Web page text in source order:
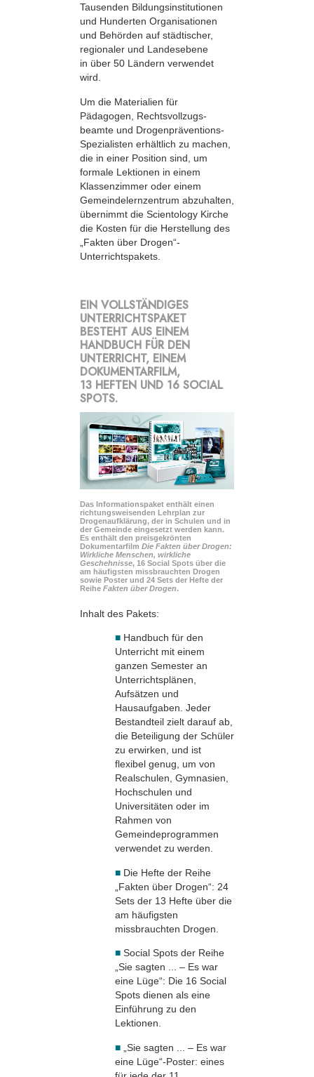
Tausenden Bildungsinstitutionen
und Hunderten Organisationen
und Behörden auf städtischer,
regionaler und Landesebene
in über 50 Ländern verwendet
wird.
Um die Materialien für
Pädagogen, Rechts­vollzugs­
beamte und Drogenpräventions-
Spezialisten erhältlich zu machen,
die in einer Position sind, um
formale Lektionen in einem
Klassenzimmer oder einem
Gemeindelernzentrum abzuhalten,
übernimmt die Scientology Kirche
die Kosten für die Herstellung des
„Fakten über Drogen“-
Unterrichtspakets.
EIN VOLLSTÄNDIGES
UNTERRICHTSPAKET
BESTEHT AUS EINEM
HANDBUCH FÜR DEN
UNTERRICHT, EINEM
DOKUMENTARFILM,
13 HEFTEN UND 16 SOCIAL
SPOTS.
Das Informationspaket enthält einen
richtungsweisenden Lehrplan zur
Drogenaufklärung, der in Schulen und in
der Gemeinde eingesetzt werden kann.
Es enthält den preisgekrönten
Dokumentarfilm Die Fakten über Drogen:
Wirkliche Menschen, wirkliche
Geschehnisse, 16 Social Spots über die
am häufigsten missbrauchten Drogen
sowie Poster und 24 Sets der Hefte der
Reihe Fakten über Drogen.
Inhalt des Pakets:
■ Handbuch für den
Unterricht mit einem
ganzen Semester an
Unterrichtsplänen,
Aufsätzen und
Hausaufgaben. Jeder
Bestandteil zielt darauf ab,
die Beteiligung der Schüler
zu erwirken, und ist
flexibel genug, um von
Realschulen, Gymnasien,
Hochschulen und
Universitäten oder im
Rahmen von
Gemeindeprogrammen
verwendet zu werden.
■ Die Hefte der Reihe
„Fakten über Drogen“: 24
Sets der 13 Hefte über die
am häufigsten
missbrauchten Drogen.
■ Social Spots der Reihe
„Sie sagten ... – Es war
eine Lüge“: Die 16 Social
Spots dienen als eine
Einführung zu den
Lektionen.
■ „Sie sagten ... – Es war
eine Lüge“-Poster: eines